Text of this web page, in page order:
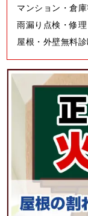
マンション・倉
雨漏り点検・修理
屋根・外壁無料